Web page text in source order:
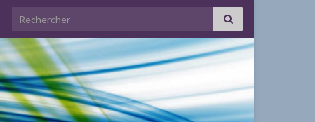
Search for: